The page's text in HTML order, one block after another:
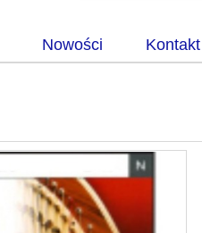
Nowości Kontakt